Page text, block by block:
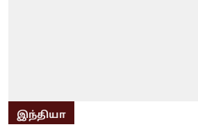
இந்தியா